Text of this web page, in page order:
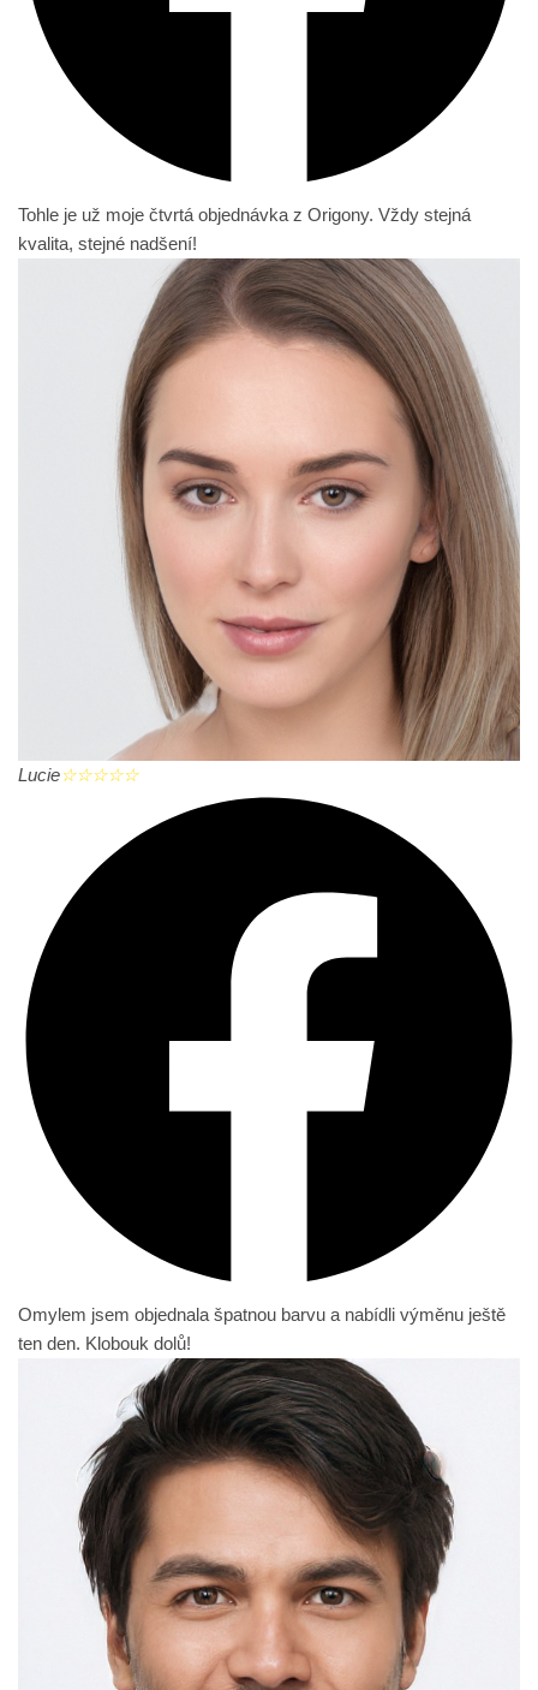
Tohle je už moje čtvrtá objednávka z Origony. Vždy stejná
kvalita, stejné nadšení!
Lucie☆☆☆☆☆
Omylem jsem objednala špatnou barvu a nabídli výměnu ještě
ten den. Klobouk dolů!